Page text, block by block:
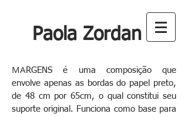
Paola Zordan
MARGENS é uma composição que
envolve apenas as bordas do papel preto,
de 48 cm por 65cm, o qual constitui seu
suporte original. Funciona como base para